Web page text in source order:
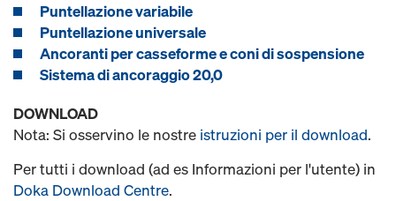
Puntellazione variabile
Puntellazione universale
Ancoranti per casseforme e coni di sospensione
Sistema di ancoraggio 20,0
DOWNLOAD
Nota: Si osservino le nostre istruzioni per il download.
Per tutti i download (ad es Informazioni per l'utente) in
Doka Download Centre.